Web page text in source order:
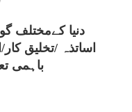
دنیا کےمختلف
اساتذہ /تخلیق
باہمی